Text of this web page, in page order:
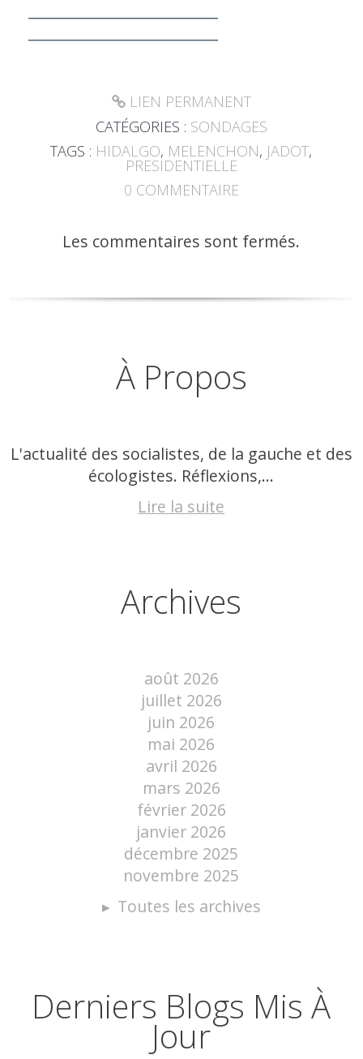
LIEN PERMANENT
CATÉGORIES : SONDAGES
TAGS : HIDALGO, MELENCHON, JADOT,
PRESIDENTIELLE
0 COMMENTAIRE
Les commentaires sont fermés.
À Propos
L'actualité des socialistes, de la gauche et des
écologistes. Réflexions,...
Lire la suite
Archives
août 2026
juillet 2026
juin 2026
mai 2026
avril 2026
mars 2026
février 2026
janvier 2026
décembre 2025
novembre 2025
Toutes les archives
Derniers Blogs Mis À
Jour